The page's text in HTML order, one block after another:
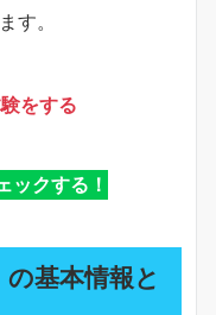
す。
をする
ックする！
の基本情報と